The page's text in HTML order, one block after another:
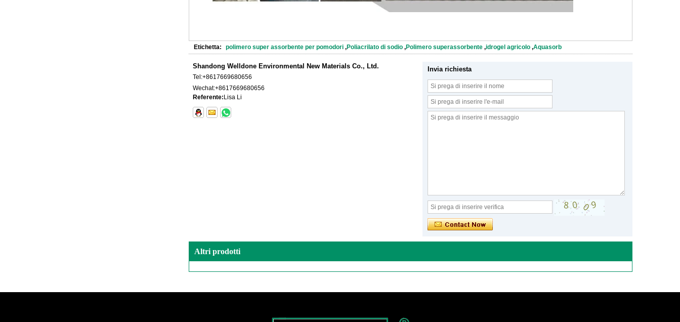
Etichetta: polimero super assorbente per pomodori,Poliacrilato di sodio,Polimero superassorbente,idrogel agricolo,Aquasorb
Shandong Welldone Environmental New Materials Co., Ltd.
Tel:+8617669680656
Wechat:+8617669680656
Referente: Lisa Li
Invia richiesta
Altri prodotti